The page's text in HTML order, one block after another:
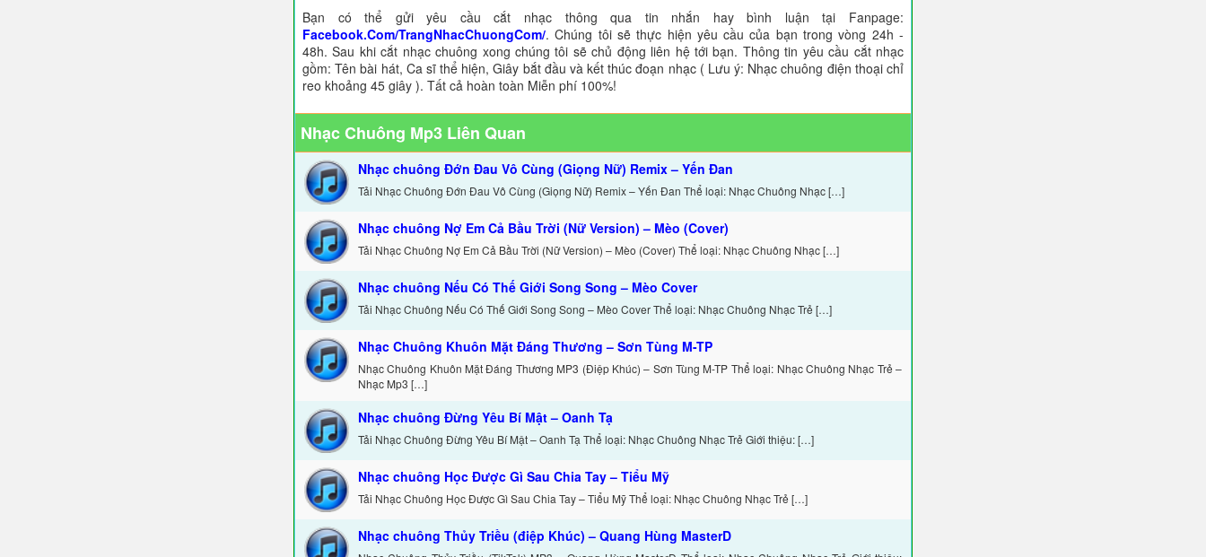
Bạn có thể gửi yêu cầu cắt nhạc thông qua tin nhắn hay bình luận tại Fanpage:
Facebook.Com/TrangNhacChuongCom/. Chúng tôi sẽ thực hiện yêu cầu của bạn trong vòng 24h -
48h. Sau khi cắt nhạc chuông xong chúng tôi sẽ chủ động liên hệ tới bạn. Thông tin yêu cầu cắt nhạc
gồm: Tên bài hát, Ca sĩ thể hiện, Giây bắt đầu và kết thúc đoạn nhạc ( Lưu ý: Nhạc chuông điện thoại chỉ
reo khoảng 45 giây ). Tất cả hoàn toàn Miễn phí 100%!
Nhạc Chuông Mp3 Liên Quan
Nhạc chuông Đớn Đau Vô Cùng (Giọng Nữ) Remix – Yến Đan
Tải Nhạc Chuông Đớn Đau Vô Cùng (Giọng Nữ) Remix – Yến Đan Thể loại: Nhạc Chuông Nhạc […]
Nhạc chuông Nợ Em Cả Bầu Trời (Nữ Version) – Mèo (Cover)
Tải Nhạc Chuông Nợ Em Cả Bầu Trời (Nữ Version) – Mèo (Cover) Thể loại: Nhạc Chuông Nhạc […]
Nhạc chuông Nếu Có Thế Giới Song Song – Mèo Cover
Tải Nhạc Chuông Nếu Có Thế Giới Song Song – Mèo Cover Thể loại: Nhạc Chuông Nhạc Trẻ […]
Nhạc Chuông Khuôn Mặt Đáng Thương – Sơn Tùng M-TP
Nhạc Chuông Khuôn Mặt Đáng Thương MP3 (Điệp Khúc) – Sơn Tùng M-TP Thể loại: Nhạc Chuông Nhạc Trẻ –
Nhạc Mp3 […]
Nhạc chuông Đừng Yêu Bí Mật – Oanh Tạ
Tải Nhạc Chuông Đừng Yêu Bí Mật – Oanh Tạ Thể loại: Nhạc Chuông Nhạc Trẻ Giới thiệu: […]
Nhạc chuông Học Được Gì Sau Chia Tay – Tiểu Mỹ
Tải Nhạc Chuông Học Được Gì Sau Chia Tay – Tiểu Mỹ Thể loại: Nhạc Chuông Nhạc Trẻ […]
Nhạc chuông Thủy Triều (điệp Khúc) – Quang Hùng MasterD